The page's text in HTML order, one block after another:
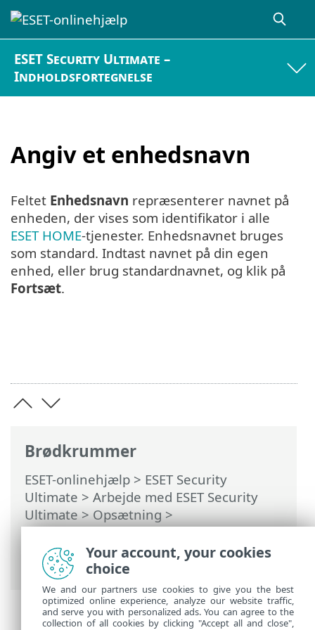
ESET Security Ultimate –
Indholdsfortegnelse
Angiv et enhedsnavn
Brødkrummer
ESET-onlinehjælp > ESET Security
Ultimate > Arbejde med ESET Security
Ultimate>Opsætning>
Sikkerhedsværktøjer>Anti-Theft>
Dialogboksvinduer – Anti-Theft > Angiv et
enhedsnavn
Feltet Enhedsnavn repræsenterer navnet på
enheden, der vises som identifikator i alle
ESET HOME-tjenester. Enhedsnavnet bruges
som standard. Indtast navnet på din egen
enhed, eller brug standardnavnet, og klik på
Fortsæt.
Your account, your cookies
choice
We and our partners use cookies to give you the best
optimized online experience, analyze our website traffic,
and serve you with personalized ads. You can agree to the
collection of all cookies by clicking "Accept all and close",